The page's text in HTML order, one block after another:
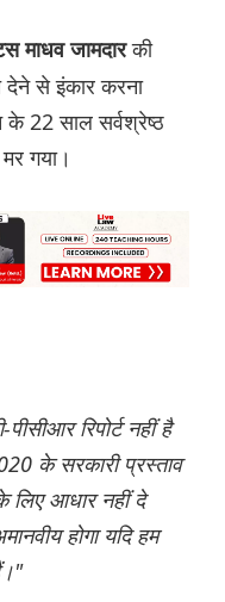
माधव जामदारकी
से इंकार करना
के 22 साल सर्वश्रेष्ठ
गया।
रिपोर्ट नहीं है
के सरकारी प्रस्ताव
लिए आधार नहीं दे
होगा यदि हम